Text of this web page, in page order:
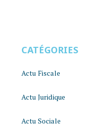
CATÉGORIES
Actu Fiscale
Actu Juridique
Actu Sociale